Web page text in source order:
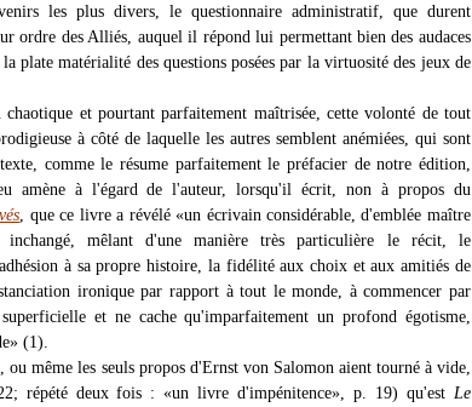
les plus divers, le questionnaire administratif, que durent
ordre des Alliés, auquel il répond lui permettant bien des audaces
plate matérialité des questions posées par la virtuosité des jeux de
chaotique et pourtant parfaitement maîtrisée, cette volonté de tout
à côté de laquelle les autres semblent anémiées, qui sont
comme le résume parfaitement le préfacier de notre édition,
amène à l'égard de l'auteur, lorsqu'il écrit, non à propos du
, que ce livre a révélé «un écrivain considérable, d'emblée maître
mêlant d'une manière très particulière le récit, le
à sa propre histoire, la fidélité aux choix et aux amitiés de
ironique par rapport à tout le monde, à commencer par
et ne cache qu'imparfaitement un profond égotisme,
(1).
ou même les seuls propos d'Ernst von Salomon aient tourné à vide,
répété deux fois : «un livre d'impénitence», p. 19) qu'est Le